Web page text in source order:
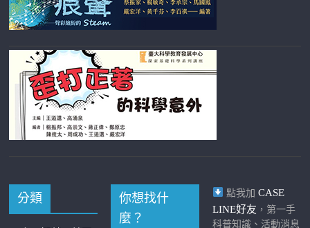
分類
你想找什
麼？
點我加 CASE
LINE好友 ，第一手
科普知識、活動消息